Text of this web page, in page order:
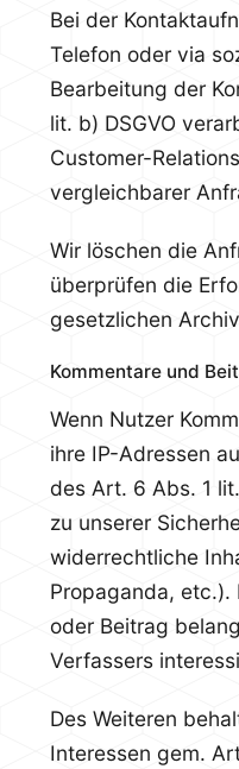
Bei der
Telefon oder via
Bearbeitung der
lit. b) DSGVO
Customer-
vergleichbarer
Wir löschen die
überprüfen die
gesetzlichen
Kommentare und
Wenn Nutzer
ihre IP-Adressen
des Art. 6 Abs. 1
zu unserer
widerrechtliche
Propaganda, etc.).
oder Beitrag
Verfassers
Des Weiteren
Interessen gem.